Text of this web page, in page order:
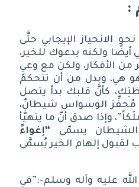
:
الانحياز الإيجابي حتَّى
ولكنه يدعوك للخير،
من الأفكار، ولكن مع وعيٍ
هي، وبدل من أن تتحكم
كأنَّ قلبك بدأ يتصل
مُحفِّز الوسواس شيطانٌ،
وإذا صدق أنّ ما يتهيَّأ
يسمّى “إغواءً
لقبول إلهام الخير يُسمَّى
عليه وآله وسلم-:”في